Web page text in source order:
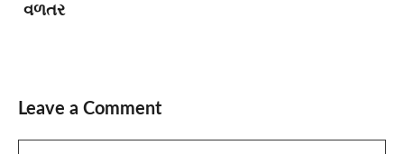
વળતર
Leave a Comment